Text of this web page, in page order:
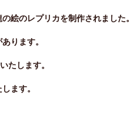
絵のレプリカを制作されました。
ります。
たします。
ます。